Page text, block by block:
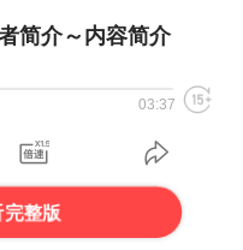
简介～内容简介
03:37
整版